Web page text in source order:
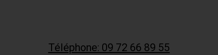
Téléphone: 09 72 66 89 55